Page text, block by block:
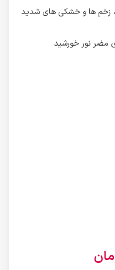
زخم ها و خشکی های شدید
مضر نور خورشید